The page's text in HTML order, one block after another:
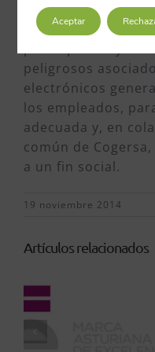
elaborará y
medidas
peligrosos
electrónicos
los empleados,
adecuada y, en
común de
a un fin social.
19 noviembre 2014
Artículos relacionados
Aceptar